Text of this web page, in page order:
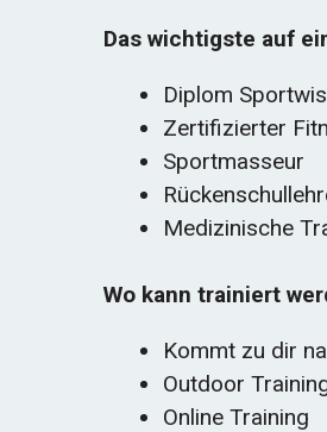
Das wichtigste auf
Diplom
Zertifizierter
Sportmasseur
Medizinische
Wo kann trainiert
Kommt zu dir
Outdoor
Online Training